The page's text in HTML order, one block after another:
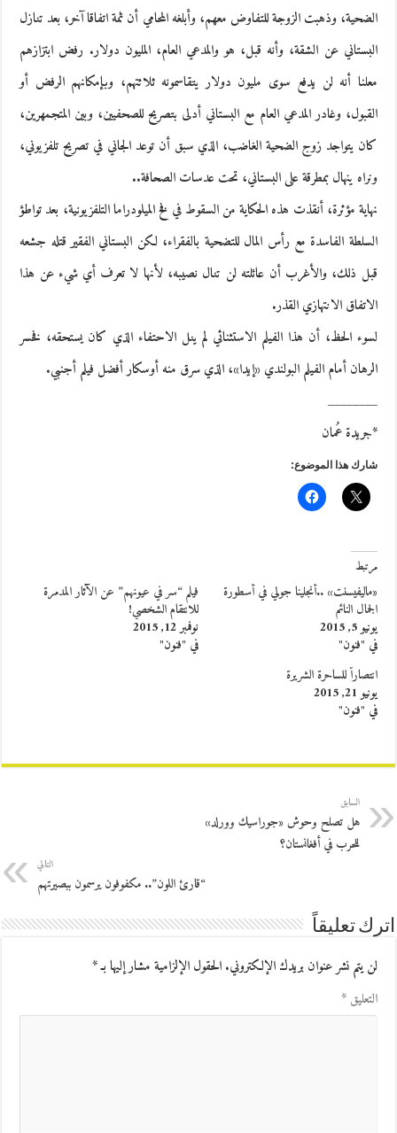
الضحية، وذهبت الزوجة للتفاوض معهم، وأبلغه المحامي أن ثمة اتفاقا آخر، بعد تنازل
البستاني عن الشقة، وأنه قبل، هو والمدعي العام، المليون دولار. رفض ابتزازهم
معلنا أنه لن يدفع سوى مليون دولار يتقاسمونه ثلاثتهم، وبإمكانهم الرفض أو
القبول، وغادر المدعي العام مع البستاني أدلى بتصريح للصحفيين، وبين المتجمهرين،
كان يتواجد زوج الضحية الغاضب، الذي سبق أن توعد الجاني في تصريح تلفزيوني،
ونراه ينهال بمطرقة على البستاني، تحت عدسات الصحافة..
نهاية مؤثرة، أنقذت هذه الحكاية من السقوط في فخ الميلودراما التلفزيونية، بعد تواطؤ
السلطة الفاسدة مع رأس المال للتضحية بالفقراء، لكن البستاني الفقير قتله جشعه
قبل ذلك، والأغرب أن عائلته لن تنال نصيبه، لأنها لا تعرف أي شيء عن هذا
الاتفاق الانتهازي القذر.
لسوء الحظ، أن هذا الفيلم الاستثنائي لم ينل الاحتفاء الذي كان يستحقه، فخسر
الرهان أمام الفيلم البولندي «إيدا»، الذي سرق منه أوسكار أفضل فيلم أجنبي.
________
*جريدة عُمان
شارك هذا الموضوع:
مرتبط
«ماليفيسنت» ..أنجلينا جولي في أسطورة
الجمال النائم
يونيو 5, 2015
في "فنون"
فيلم “سر في عيونهم” عن الآثار المدمرة
للانتقام الشخصي!
نوفمبر 12, 2015
في "فنون"
انتصاراً للساحرة الشريرة
يونيو 21, 2015
في "فنون"
السابق
هل تصلح وحوش «جوراسيك وورلد»
للحرب في أفغانستان؟
التالي
“قارئ اللون”.. مكفوفون يرسمون ببصيرتهم
اترك تعليقاً
لن يتم نشر عنوان بريدك الإلكتروني.الحقول الإلزامية مشار إليها بـ*
التعليق*